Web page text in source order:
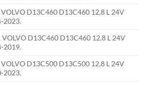
D13C460 D13C460 12,8 L 24V
2023.
VOLVO D13C460 D13C460 12.8 L 24V
2019.
D13C500 D13C500 12,8 L 24V
2023.